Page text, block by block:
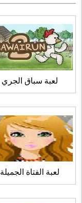
لعبة سباق الجري
لعبة الفتاة الجميلة